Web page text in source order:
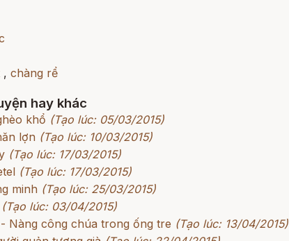
, chàng rể
hay khác
khổ (Tạo lúc: 05/03/2015)
lợn (Tạo lúc: 10/03/2015)
(Tạo lúc: 17/03/2015)
(Tạo lúc: 17/03/2015)
minh (Tạo lúc: 25/03/2015)
(Tạo lúc: 03/04/2015)
Nàng công chúa trong ống tre (Tạo lúc: 13/04/2015)